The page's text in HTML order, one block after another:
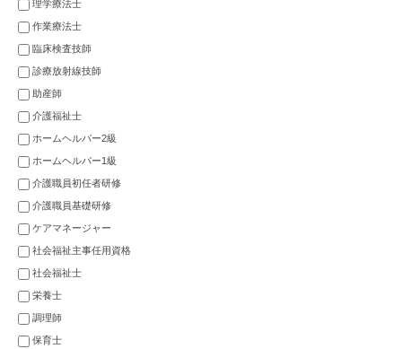
理学療法士
作業療法士
臨床検査技師
診療放射線技師
助産師
介護福祉士
ホームヘルパー2級
ホームヘルパー1級
介護職員初任者研修
介護職員基礎研修
ケアマネージャー
社会福祉主事任用資格
社会福祉士
栄養士
調理師
保育士